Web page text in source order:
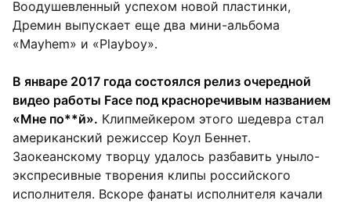
Воодушевленный успехом новой пластинки,
Дремин выпускает еще два мини-альбома
«Mayhem» и «Playboy».
В январе 2017 года состоялся релиз очередной
видео работы Face под красноречивым названием
«Мне по**й». Клипмейкером этого шедевра стал
американский режиссер Коул Беннет.
Заокеанскому творцу удалось разбавить уныло-
экспресивные творения клипы российского
исполнителя. Вскоре фанаты исполнителя качали